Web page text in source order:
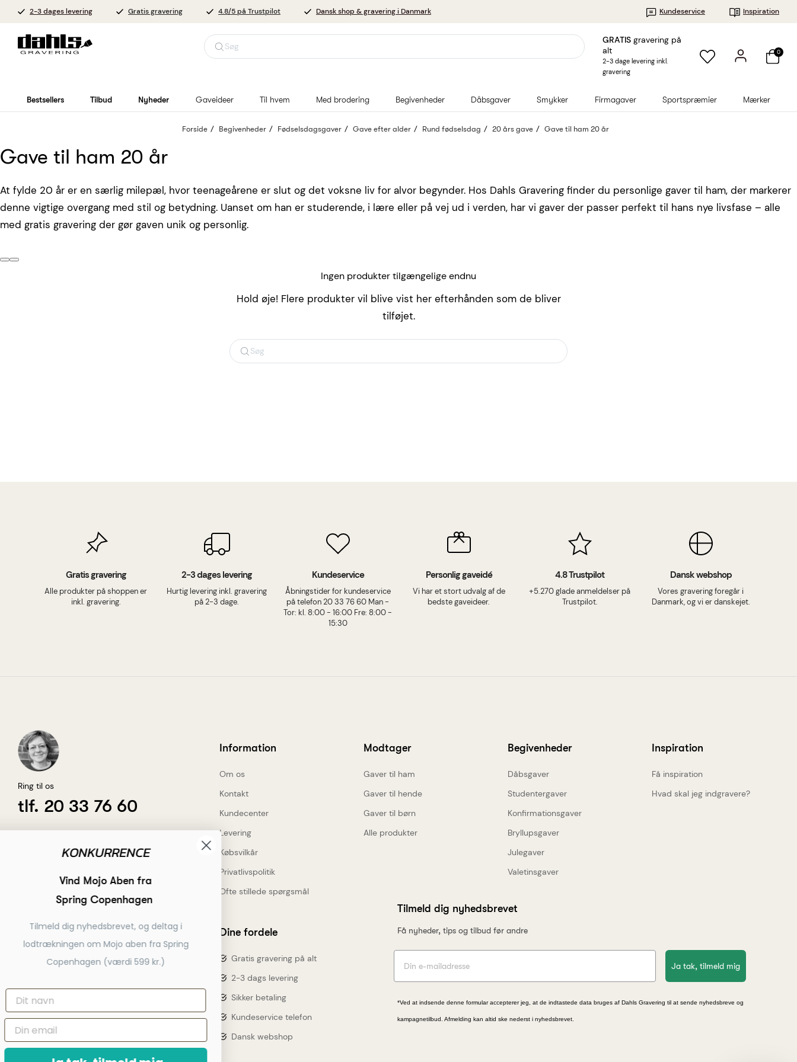
2-3 dages levering Gratis gravering 4.8/5 på Trustpilot Dansk shop & gravering i Danmark Inspiration
Kundeservice
Søg
GRATISgravering på
alt
2-3 dage levering inkl.
gravering
0
Bestsellers Tilbud Nyheder Gaveideer Til hvem Med brodering Begivenheder Dåbsgaver Smykker Firmagaver Sportspræmier Mærker
Forside Begivenheder Fødselsdagsgaver Gave efter alder Rund fødselsdag 20 års gave Gave til ham 20 år
Gave til ham 20 år
At fylde 20 år er en særlig milepæl, hvor teenageårene er slut og det voksne liv for alvor begynder. Hos Dahls Gravering finder du personlige gaver til ham, der markerer
denne vigtige overgang med stil og betydning. Uanset om han er studerende, i lære eller på vej ud i verden, har vi gaver der passer perfekt til hans nye livsfase – alle
med gratis gravering der gør gaven unik og personlig.
Ingen produkter tilgængelige endnu
Hold øje! Flere produkter vil blive vist her efterhånden som de bliver
tilføjet.
Søg
Gratis gravering
Alle produkter på shoppen er
inkl. gravering.
2-3 dages levering
Hurtig levering inkl. gravering
på 2-3 dage.
Kundeservice
Åbningstider for kundeservice
på telefon 20 33 76 60 Man -
Tor: kl. 8:00 - 16:00 Fre: 8:00 -
15:30
Personlig gaveidé
Vi har et stort udvalg af de
bedste gaveideer.
4.8 Trustpilot
+5.270 glade anmeldelser på
Trustpilot.
Dansk webshop
Vores gravering foregår i
Danmark, og vi er danskejet.
Ring til os
tlf. 20 33 76 60
(Svar indenfor 1-2 hverdage)
Information
Om os
Kontakt
Kundecenter
Levering
Købsvilkår
Privatlivspolitik
Ofte stillede spørgsmål
Dine fordele
Gratis gravering på alt
2-3 dags levering
Sikker betaling
Kundeservice telefon
Dansk webshop
Modtager
Gaver til ham
Gaver til hende
Gaver til børn
Alle produkter
Begivenheder
Dåbsgaver
Studentergaver
Konfirmationsgaver
Bryllupsgaver
Julegaver
Valetinsgaver
Inspiration
Få inspiration
Hvad skal jeg indgravere?
Tilmeld dig nyhedsbrevet
Få nyheder, tips og tilbud før andre
Ja tak, tilmeld mig
*Ved at indsende denne formular accepterer jeg, at de indtastede data bruges af Dahls Gravering til at sende nyhedsbreve og
kampagnetilbud. Afmelding kan altid ske nederst i nyhedsbrevet.
Spring Copenhagen
Tilmeld dig nyhedsbrevet, og deltag i
Copenhagen (værdi 599 kr.)